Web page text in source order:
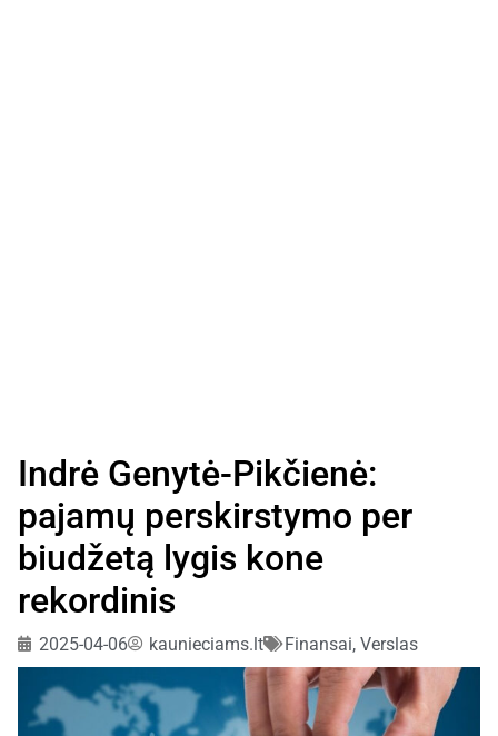
Indrė Genytė-Pikčienė:
pajamų perskirstymo per
biudžetą lygis kone
rekordinis
2025-04-06 kaunieciams.lt Finansai, Verslas